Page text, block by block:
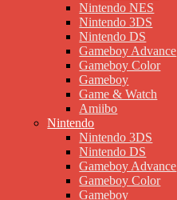
Nintendo NES
Nintendo 3DS
Nintendo DS
Gameboy Advance
Gameboy Color
Gameboy
Game & Watch
Amiibo
Nintendo
Nintendo 3DS
Nintendo DS
Gameboy Advance
Gameboy Color
Gameboy